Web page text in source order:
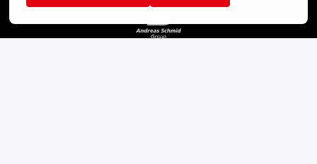
Strona główna